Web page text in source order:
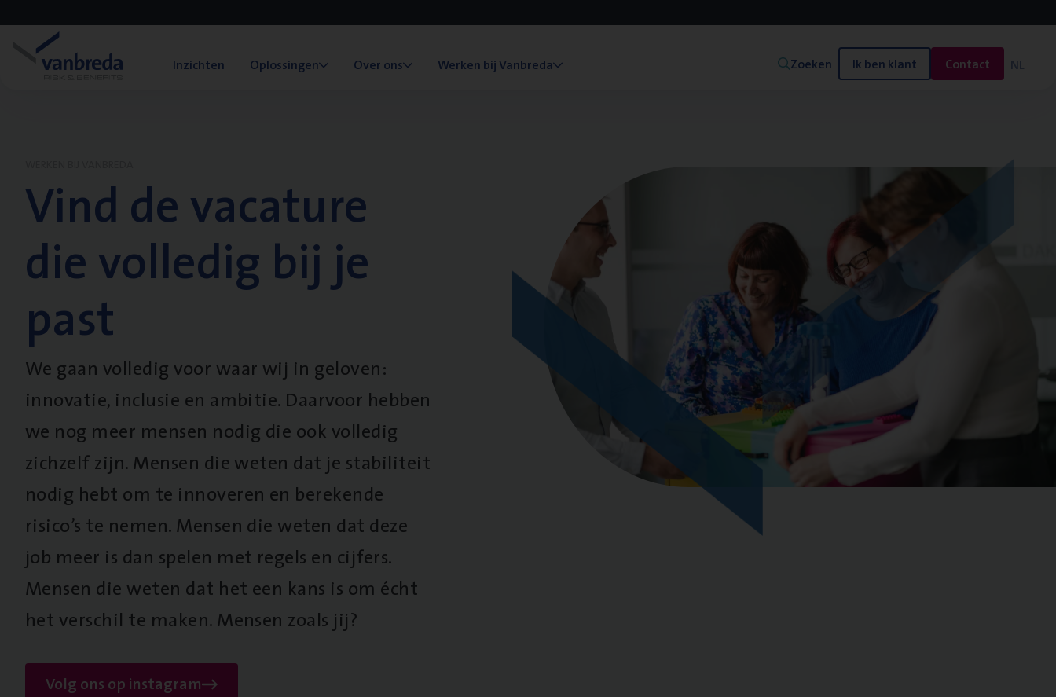
Inzichten Oplossingen Over ons Werken bij Vanbreda Zoeken Ik ben klant Contact NL
Vind de vacature
die volledig bij je
past
We gaan volledig voor waar wij in geloven:
innovatie, inclusie en ambitie. Daarvoor hebben
we nog meer mensen nodig die ook volledig
zichzelf zijn. Mensen die weten dat je stabiliteit
nodig hebt om te innoveren en berekende
risico’s te nemen. Mensen die weten dat deze
job meer is dan spelen met regels en cijfers.
Mensen die weten dat het een kans is om écht
het verschil te maken. Mensen zoals jij?
Volg ons op instagram